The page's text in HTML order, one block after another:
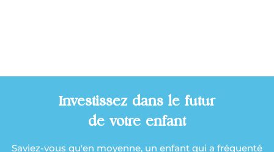
Investissez dans le futur
de votre enfant
Saviez-vous qu'en moyenne, un enfant qui a fréquenté